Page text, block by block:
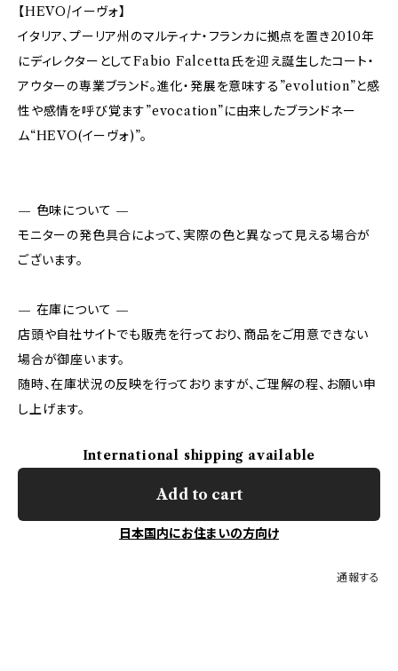
【HEVO/イーヴォ】
イタリア、プーリア州のマルティナ・フランカに拠点を置き2010年
にディレクターとしてFabio Falcetta氏を迎え誕生したコート・
アウターの専業ブランド。進化・発展を意味する”evolution”と感
性や感情を呼び覚ます”evocation”に由来したブランドネー
ム“HEVO(イーヴォ)”。
— 色味について —
モニターの発色具合によって、実際の色と異なって見える場合が
ございます。
— 在庫について —
店頭や自社サイトでも販売を行っており、商品をご用意できない
場合が御座います。
随時、在庫状況の反映を行っておりますが、ご理解の程、お願い申
し上げます。
International shipping available
Add to cart
日本国内にお住まいの方向け
通報する